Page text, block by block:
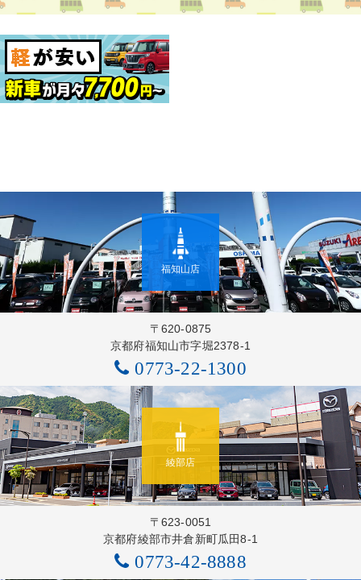
福知山店
〒620-0875
京都府福知山市字堀2378-1
0773-22-1300
綾部店
〒623-0051
京都府綾部市井倉新町瓜田8-1
0773-42-8888